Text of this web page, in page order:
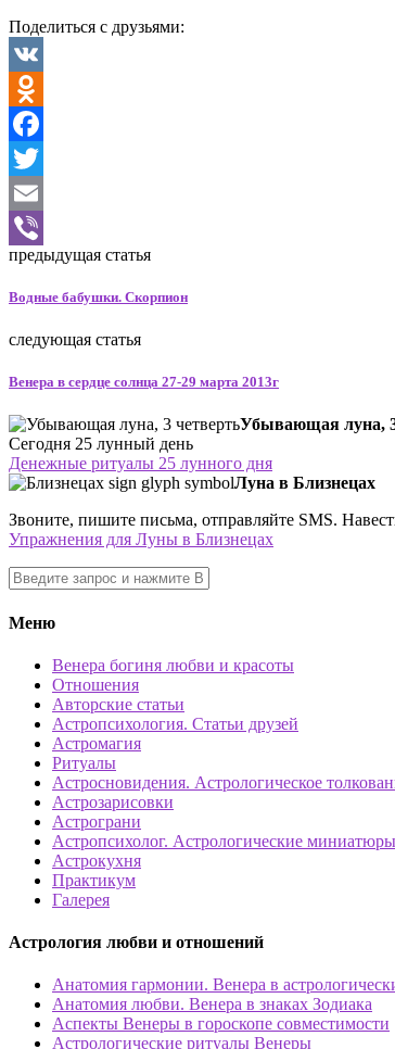
Поделиться с друзьями:
VK
Odnoklassniki
Facebook
Twitter
Email
Viber
предыдущая статья
Водные бабушки. Скорпион
следующая статья
Венера в сердце солнца 27-29 марта 2013г
Убывающая луна,
Сегодня 25 лунный день
Денежные ритуалы 25 лунного дня
Луна в Близнецах
Звоните, пишите письма, отправляйте SMS.
Упражнения для Луны в Близнецах
Меню
Венера богиня любви и красоты
Отношения
Авторские статьи
Астропсихология. Статьи друзей
Астромагия
Ритуалы
Астросновидения. Астрологическое
Астрозарисовки
Астрограни
Астропсихолог. Астрологические
Астрокухня
Практикум
Галерея
Астрология любви и отношений
Анатомия гармонии. Венера в
Анатомия любви. Венера в знаках Зодиака
Аспекты Венеры в гороскопе совместимости
Астрологические ритуалы Венеры